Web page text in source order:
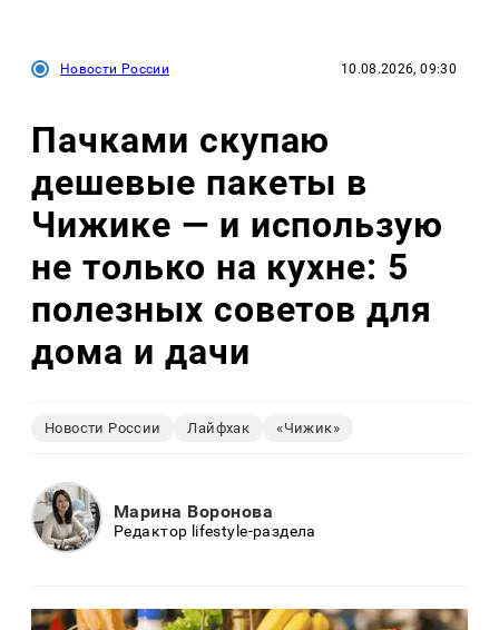
Новости России 10.08.2026, 09:30
Пачками скупаю
дешевые пакеты в
Чижике — и использую
не только на кухне: 5
полезных советов для
дома и дачи
Новости России Лайфхак «Чижик»
Марина Воронова
Редактор lifestyle-раздела